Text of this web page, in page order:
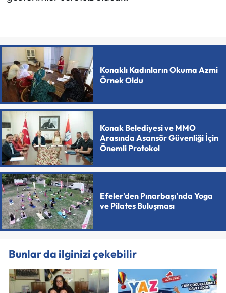
Konaklı Kadınların Okuma Azmi
Örnek Oldu
Konak Belediyesi ve MMO
Arasında Asansör Güvenliği İçin
Önemli Protokol
Efeler'den Pınarbaşı'nda Yoga
ve Pilates Buluşması
Bunlar da ilginizi çekebilir